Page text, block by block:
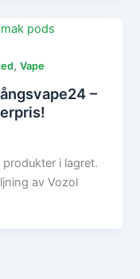
,Vape
–
i lagret.
av Vozol